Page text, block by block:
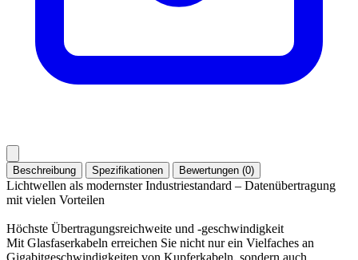
Beschreibung Spezifikationen Bewertungen (0)
Lichtwellen als modernster Industriestandard – Datenübertragung
mit vielen Vorteilen
Höchste Übertragungsreichweite und -geschwindigkeit
Mit Glasfaserkabeln erreichen Sie nicht nur ein Vielfaches an